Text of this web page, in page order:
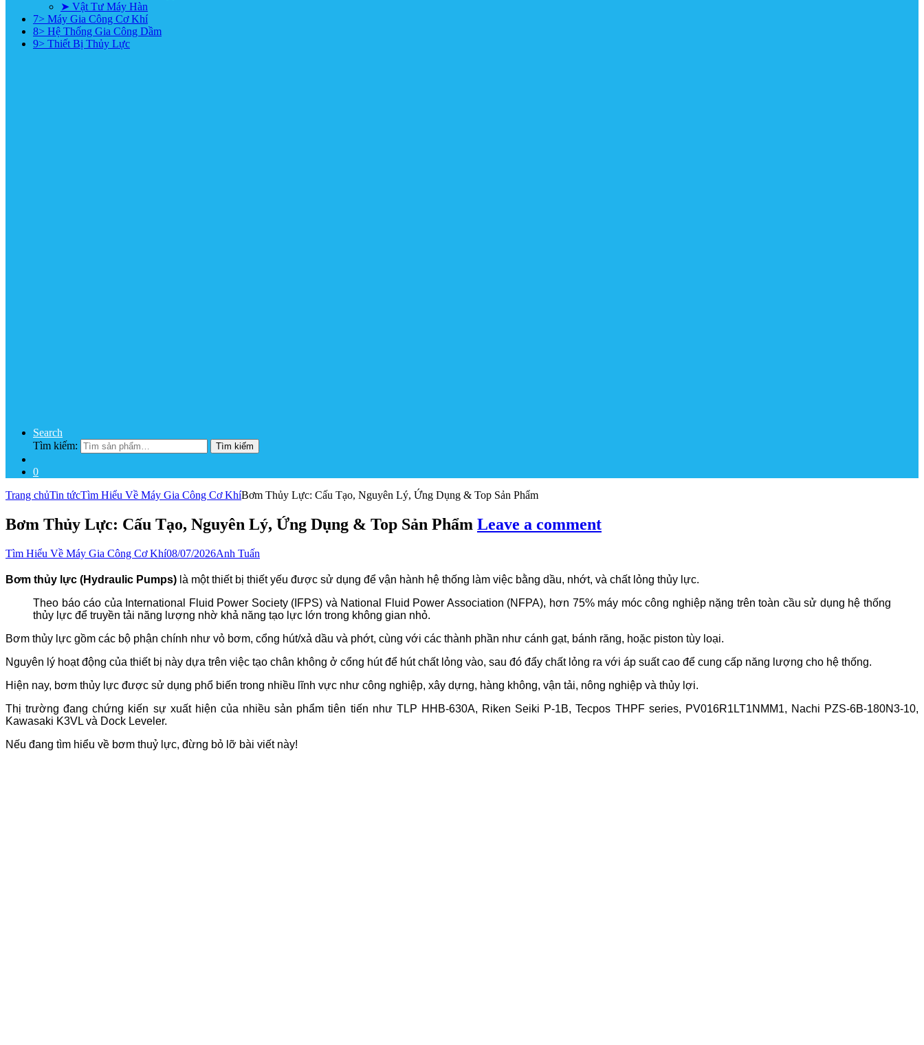
➤ Vật Tư Máy Hàn
7> Máy Gia Công Cơ Khí
8> Hệ Thống Gia Công Dầm
9> Thiết Bị Thủy Lực
Search
Tìm kiếm:
Tìm kiếm
0
Trang chủTin tứcTìm Hiểu Về Máy Gia Công Cơ KhíBơm Thủy Lực: Cấu Tạo, Nguyên Lý, Ứng Dụng & Top Sản Phẩm
Bơm Thủy Lực: Cấu Tạo, Nguyên Lý, Ứng Dụng & Top Sản Phẩm Leave a comment
Tìm Hiểu Về Máy Gia Công Cơ Khí08/07/2026Anh Tuấn
Bơm thủy lực (Hydraulic Pumps) là một thiết bị thiết yếu được sử dụng để vận hành hệ thống làm việc bằng dầu, nhớt, và chất lỏng thủy lực.
Theo báo cáo của International Fluid Power Society (IFPS) và National Fluid Power Association (NFPA), hơn 75% máy móc công nghiệp nặng trên toàn cầu sử dụng hệ thống
thủy lực để truyền tải năng lượng nhờ khả năng tạo lực lớn trong không gian nhỏ.
Bơm thủy lực gồm các bộ phận chính như vỏ bơm, cổng hút/xả dầu và phớt, cùng với các thành phần như cánh gạt, bánh răng, hoặc piston tùy loại.
Nguyên lý hoạt động của thiết bị này dựa trên việc tạo chân không ở cổng hút để hút chất lỏng vào, sau đó đẩy chất lỏng ra với áp suất cao để cung cấp năng lượng cho hệ thống.
Hiện nay, bơm thủy lực được sử dụng phổ biến trong nhiều lĩnh vực như công nghiệp, xây dựng, hàng không, vận tải, nông nghiệp và thủy lợi.
Thị trường đang chứng kiến sự xuất hiện của nhiều sản phẩm tiên tiến như TLP HHB-630A, Riken Seiki P-1B, Tecpos THPF series, PV016R1LT1NMM1, Nachi PZS-6B-180N3-10,
Kawasaki K3VL và Dock Leveler.
Nếu đang tìm hiểu về bơm thuỷ lực, đừng bỏ lỡ bài viết này!